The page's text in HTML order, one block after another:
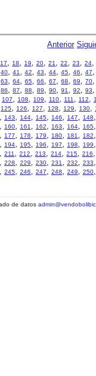
Anterior
17, 18, 19, 20, 21 , 22, 23, 24,
40, 41 , 42, 43, 44, 45, 46, 47
63, 64, 65, 66, 67, 68, 69, 70
86, 87, 88, 89, 90, 91 , 92, 93
107, 108, 109, 110, 111 , 112,
125, 126, 127, 128, 129, 130,
, 143, 144, 145, 146, 147, 148,
, 160, 161 , 162, 163, 164, 165,
, 177, 178, 179, 180, 181 , 182,
, 194, 195, 196, 197, 198, 199,
, 211 , 212, 213, 214, 215, 216,
, 228, 229, 230, 231 , 232, 233,
, 245, 246, 247, 248, 249, 250,
de datos